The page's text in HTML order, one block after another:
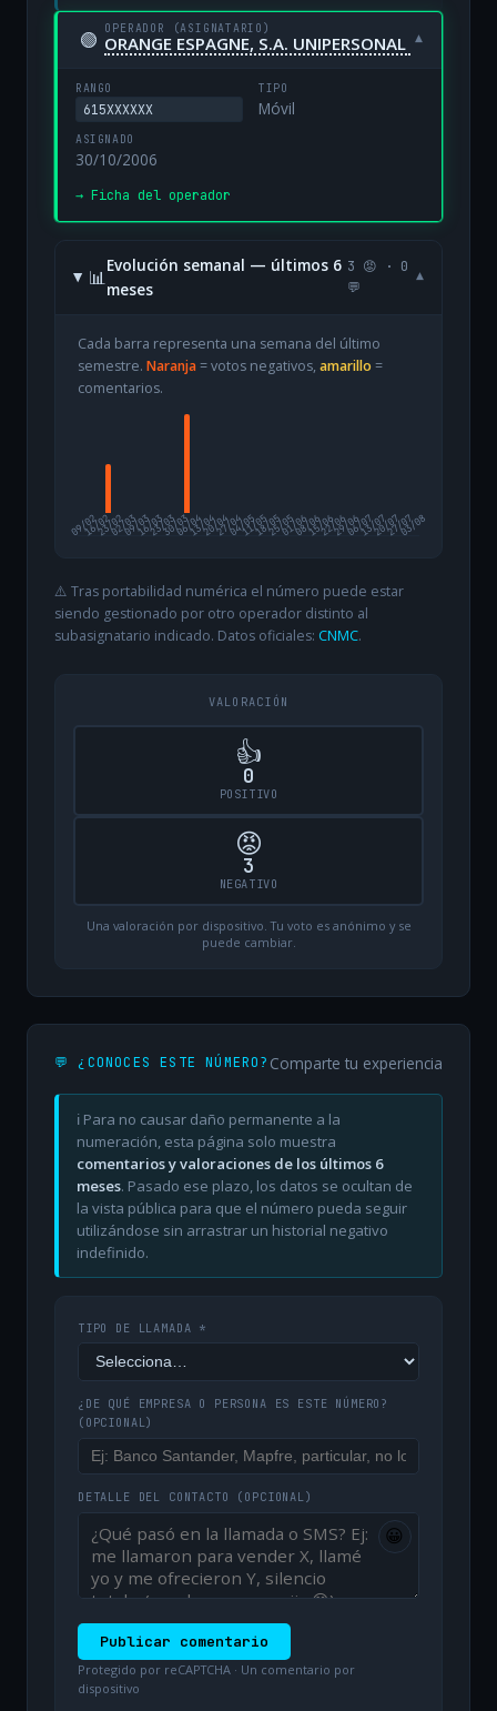
🟢 OPERADOR (ASIGNATARIO)
ORANGE ESPAGNE, S.A. UNIPERSONAL ▾
RANGO
615XXXXXX
TIPO
Móvil
ASIGNADO
30/10/2006
→ Ficha del operador
📊
Evolución semanal — últimos 6
meses
3 😡 · 0
💬
▾
Cada barra representa una semana del último
semestre. Naranja= votos negativos, amarillo =
comentarios.
09/02
16/0223/0202/0309/0316/0323/0330/0306/0413/0420/0427/0404/0511/0518/0525/0501/0608/0615/0622/0629/0606/0713/0720/0727/07
03/08
⚠️ Tras portabilidad numérica el número puede estar
siendo gestionado por otro operador distinto al
subasignatario indicado. Datos oficiales: CNMC.
VALORACIÓN
👍
0
POSITIVO
😡
3
NEGATIVO
Una valoración por dispositivo. Tu voto es anónimo y se
puede cambiar.
💬 ¿CONOCES ESTE NÚMERO? Comparte tu experiencia
ℹ️ Para no causar daño permanente a la
numeración, esta página solo muestra
comentarios y valoraciones de los últimos 6
meses. Pasado ese plazo, los datos se ocultan de
la vista pública para que el número pueda seguir
utilizándose sin arrastrar un historial negativo
indefinido.
TIPO DE LLAMADA *
¿DE QUÉ EMPRESA O PERSONA ES ESTE NÚMERO?
(OPCIONAL)
DETALLE DEL CONTACTO (OPCIONAL)
😀
Publicar comentario
Protegido por reCAPTCHA · Un comentario por
dispositivo